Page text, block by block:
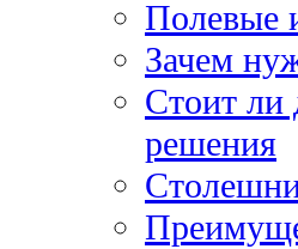
Полевые
Зачем
Стоит ли
решения